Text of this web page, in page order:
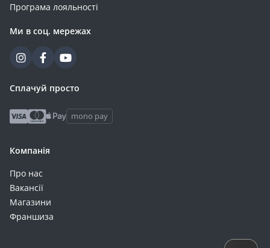
Програма лояльності
Ми в соц. мережах
Сплачуй просто
mono pay
Компанія
Про нас
Вакансії
Магазини
Франшиза